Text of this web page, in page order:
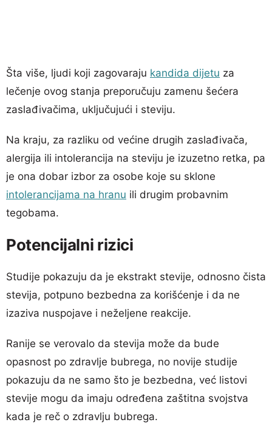
Šta više, ljudi koji zagovaraju kandida dijetu za
lečenje ovog stanja preporučuju zamenu šećera
zaslađivačima, uključujući i steviju.
Na kraju, za razliku od većine drugih zaslađivača,
alergija ili intolerancija na steviju je izuzetno retka, pa
je ona dobar izbor za osobe koje su sklone
intolerancijama na hranu ili drugim probavnim
tegobama.
Potencijalni rizici
Studije pokazuju da je ekstrakt stevije, odnosno čista
stevija, potpuno bezbedna za korišćenje i da ne
izaziva nuspojave i neželjene reakcije.
Ranije se verovalo da stevija može da bude
opasnost po zdravlje bubrega, no novije studije
pokazuju da ne samo što je bezbedna, već listovi
stevije mogu da imaju određena zaštitna svojstva
kada je reč o zdravlju bubrega.